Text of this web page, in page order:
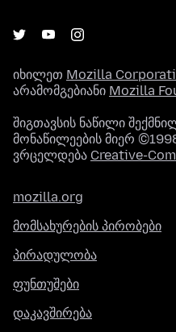
იხილეთ Mozilla
არამომგებიანი Mozilla
შიგთავსის ნაწილი
მონაწილეების მიერ
ვრცელდება Creative-
mozilla.org
მომსახურების პირობები
პირადულობა
ფუნთუშები
დაკავშირება